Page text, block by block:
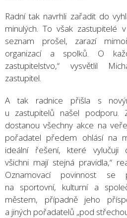
Radní tak navrhli zařadit do
minulých. To však zastupitelé
seznam prošel, zarazí
organizací a spolků. O
zastupitelstvo,“ vysvětlil
zastupitel.
A tak radnice přišla s
u zastupitelů našel podporu.
dostanou všechny akce na
pořadatel předem ohlásí na
ideální řešení, které vylučuji
všichni mají stejná pravidla,“
Oznamovací povinnost se
na sportovní, kulturní a
městem, případně jeho
a jiných pořadatelů „pod